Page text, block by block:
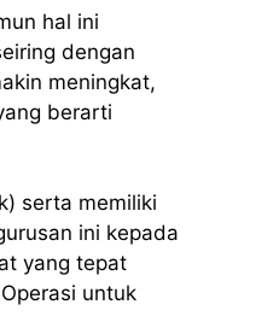
hal ini
dengan
meningkat,
berarti
serta memiliki
ini kepada
yang tepat
untuk